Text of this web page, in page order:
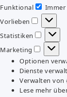
Funktional
Vorlieben
Vorlieben
Statistiken
Marketing
Optionen
Dienste
Verwalten von
Lese mehr